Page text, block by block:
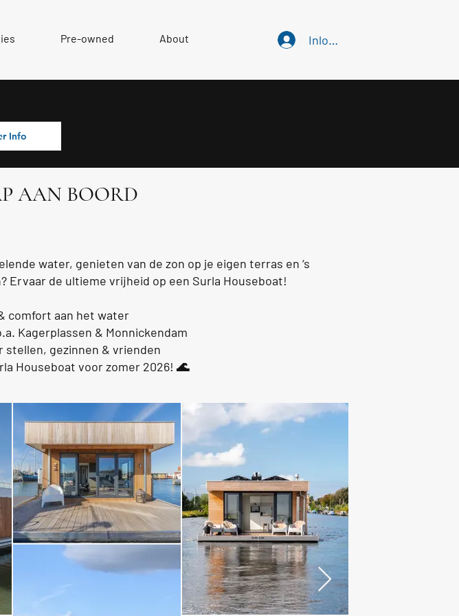
Inloggen
Pre-owned About
Info
AAN BOORD
water, genieten van de zon op je eigen terras en ‘s
Ervaar de ultieme vrijheid op een Surla Houseboat!
comfort aan het water
Kagerplassen & Monnickendam
stellen, gezinnen & vrienden
Houseboat voor zomer 2026! 🌊